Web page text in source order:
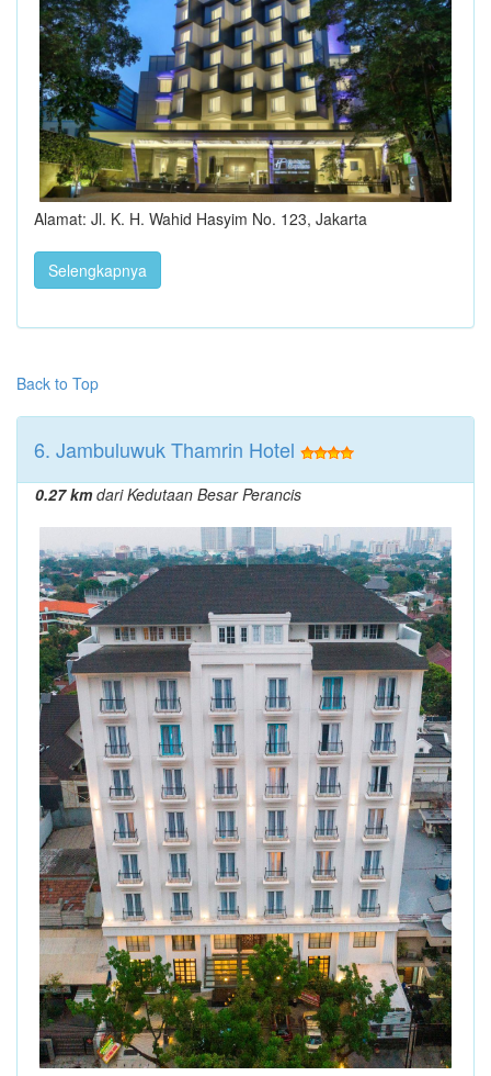
Alamat: Jl. K. H. Wahid Hasyim No. 123, Jakarta
Selengkapnya
Back to Top
6. Jambuluwuk Thamrin Hotel
0.27 kmdari Kedutaan Besar Perancis